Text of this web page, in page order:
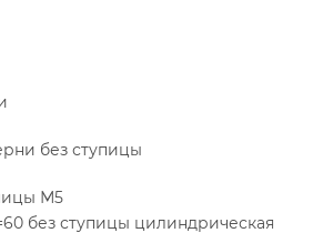
без ступицы
М5
без ступицы цилиндрическая